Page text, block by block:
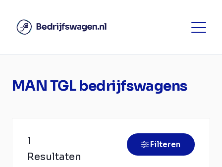
MAN TGL bedrijfswagens
1
Resultaten
Filteren